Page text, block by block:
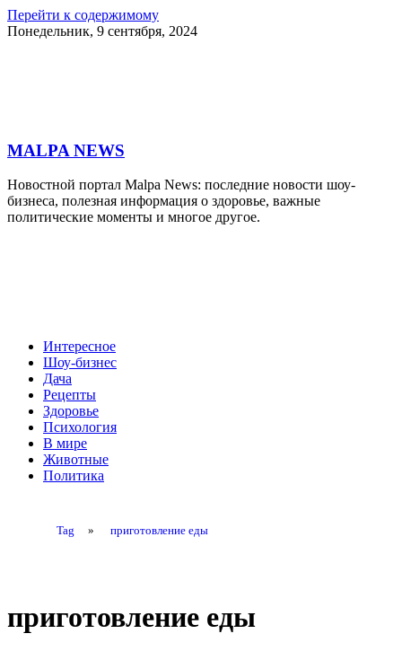
Перейти к содержимому
Понедельник, 9 сентября, 2024
MALPA NEWS
Новостной портал Malpa News: последние новости шоу-
бизнеса, полезная информация о здоровье, важные
политические моменты и многое другое.
Интересное
Шоу-бизнес
Дача
Рецепты
Здоровье
Психология
В мире
Животные
Политика
Tag » приготовление еды
приготовление еды